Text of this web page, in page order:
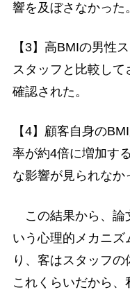
響を及ぼさなかった。
【3】高BMIの男性
スタッフと比較し
確認された。
【4】顧客自身の
率が約4倍に増加す
な影響が見られなか
この結果から、論
いう心理的メカニズ
り、客はスタッフ
これくらいだから